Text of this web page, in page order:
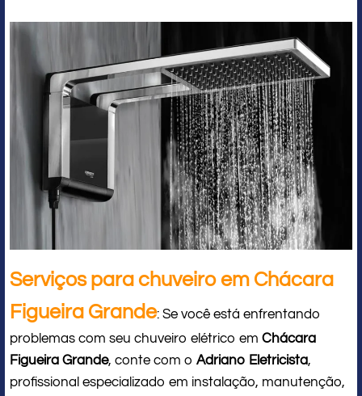
Serviços para chuveiro em Chácara
Figueira Grande: Se você está enfrentando
problemas com seu chuveiro elétrico em Chácara
Figueira Grande, conte com o Adriano Eletricista,
profissional especializado em instalação, manutenção,